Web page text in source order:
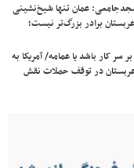
عمان تنها شیخ‌نشینی
برادر بزرگ‌تر نیست؛
سر کار باشد یا عمامه/ آمریکا به
در توقف حملات نقش